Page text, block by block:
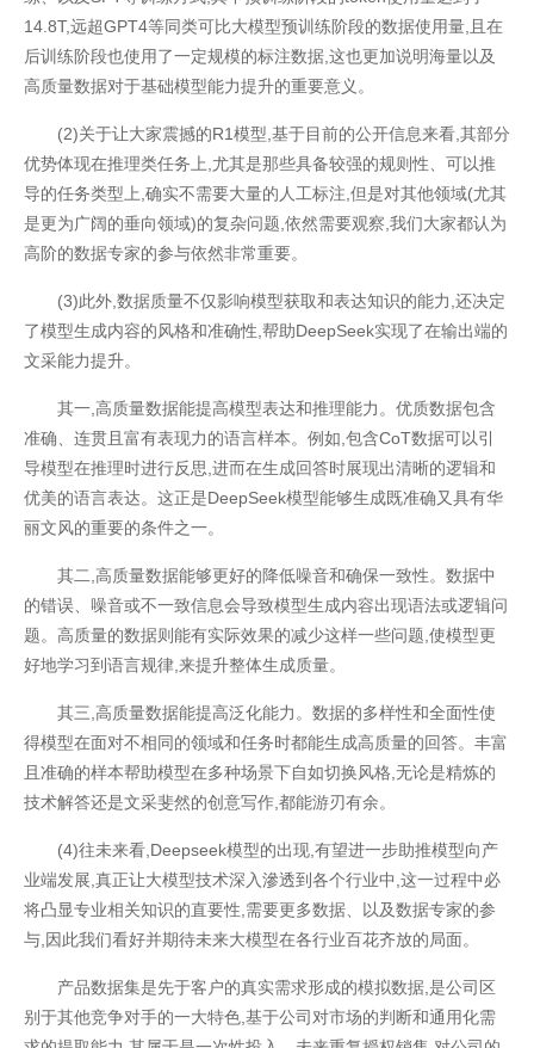
14.8T,远超GPT4等同类可比大模型预训练阶段的数据使用量,且在
后训练阶段也使用了一定规模的标注数据,这也更加说明海量以及
高质量数据对于基础模型能力提升的重要意义。
(2)关于让大家震撼的R1模型,基于目前的公开信息来看,其部分
优势体现在推理类任务上,尤其是那些具备较强的规则性、可以推
导的任务类型上,确实不需要大量的人工标注,但是对其他领域(尤其
是更为广阔的垂向领域)的复杂问题,依然需要观察,我们大家都认为
高阶的数据专家的参与依然非常重要。
(3)此外,数据质量不仅影响模型获取和表达知识的能力,还决定
了模型生成内容的风格和准确性,帮助DeepSeek实现了在输出端的
文采能力提升。
其一,高质量数据能提高模型表达和推理能力。优质数据包含
准确、连贯且富有表现力的语言样本。例如,包含CoT数据可以引
导模型在推理时进行反思,进而在生成回答时展现出清晰的逻辑和
优美的语言表达。这正是DeepSeek模型能够生成既准确又具有华
丽文风的重要的条件之一。
其二,高质量数据能够更好的降低噪音和确保一致性。数据中
的错误、噪音或不一致信息会导致模型生成内容出现语法或逻辑问
题。高质量的数据则能有实际效果的减少这样一些问题,使模型更
好地学习到语言规律,来提升整体生成质量。
其三,高质量数据能提高泛化能力。数据的多样性和全面性使
得模型在面对不相同的领域和任务时都能生成高质量的回答。丰富
且准确的样本帮助模型在多种场景下自如切换风格,无论是精炼的
技术解答还是文采斐然的创意写作,都能游刃有余。
(4)往未来看,Deepseek模型的出现,有望进一步助推模型向产
业端发展,真正让大模型技术深入滲透到各个行业中,这一过程中必
将凸显专业相关知识的直要性,需要更多数据、以及数据专家的参
与,因此我们看好并期待未来大模型在各行业百花齐放的局面。
产品数据集是先于客户的真实需求形成的模拟数据,是公司区
别于其他竞争对手的一大特色,基于公司对市场的判断和通用化需